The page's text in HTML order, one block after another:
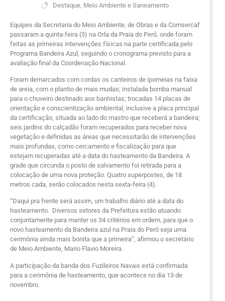
Destaque Meio Ambiente e Saneamento
Equipes da Secretaria do Meio Ambiente, de Obras e da Comsercaf
passaram a quinta-feira (3) na Orla da Praia do Peró, onde foram
feitas as primeiras intervenções físicas na parte certificada pelo
Programa Bandeira Azul, seguindo o cronograma previsto para a
avaliação final da Coordenação Nacional.
Foram demarcados com cordas os canteiros de ipomeias na faixa
de areia, com o plantio de mais mudas; instalada bomba manual
para o chuveiro destinado aos banhistas; trocadas 14 placas de
orientação e conscientização ambiental, inclusive a placa principal
da certificação, situada ao lado do mastro que receberá a bandeira;
seis jardins do calçadão foram recuperados para receber nova
vegetação e definidas as áreas que necessitarão de intervenções
mais profundas, como cercamento e fiscalização para que
estejam recuperadas até a data do hasteamento da Bandeira. A
grade que circunda o posto de salvamento foi retirada para a
colocação de uma nova proteção. Quatro superpostes, de 18
metros cada, serão colocados nesta sexta-feira (4).
“Daqui pra frente será assim, um trabalho diário até a data do
hasteamento. Diversos setores da Prefeitura estão atuando
conjuntamente para manter os 34 critérios em ordem, para que o
novo hasteamento da Bandeira azul na Praia do Peró seja uma
cerimônia ainda mais bonita que a primeira”, afirmou o secretário
de Meio Ambiente, Mario Flavio Moreira.
A participação da banda dos Fuzileiros Navais está confirmada
para a cerimônia de hasteamento, que acontece no dia 13 de
novembro.